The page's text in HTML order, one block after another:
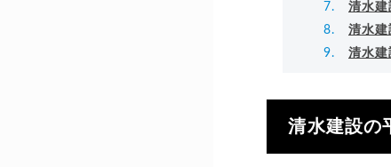
清水建
清水建
清水建
清水建設の